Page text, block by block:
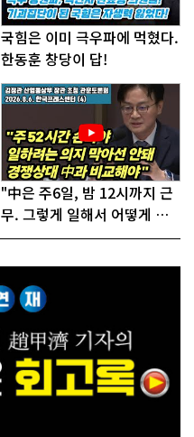
국힘은 이미 극우파에 먹혔다.
한동훈 창당이 답!
"中은 주6일, 밤 12시까지 근
무. 그렇게 일해서 어떻게 경
쟁하냐 반문하더라"